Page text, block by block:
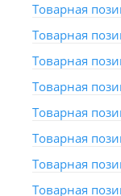
Товарная
Товарная
Товарная
Товарная
Товарная
Товарная
Товарная
Товарная